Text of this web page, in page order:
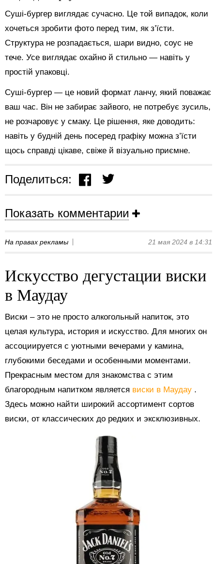
Суші-бургер виглядає сучасно. Це той випадок, коли
хочеться зробити фото перед тим, як з’їсти.
Структура не розпадається, шари видно, соус не
тече. Усе виглядає охайно й стильно — навіть у
простій упаковці.
Суші-бургер — це новий формат ланчу, який поважає
ваш час. Він не забирає зайвого, не потребує зусиль,
не розчаровує у смаку. Це рішення, яке доводить:
навіть у будній день посеред графіку можна з’їсти
щось справді цікаве, свіже й візуально приємне.
Поделиться:
Показать комментарии
На правах рекламы 21 мая 2024 в 14:31
Искусство дегустации виски
в Маудау
Виски – это не просто алкогольный напиток, это
целая культура, история и искусство. Для многих он
ассоциируется с уютными вечерами у камина,
глубокими беседами и особенными моментами.
Прекрасным местом для знакомства с этим
благородным напитком является виски в Маудау .
Здесь можно найти широкий ассортимент сортов
виски, от классических до редких и эксклюзивных.